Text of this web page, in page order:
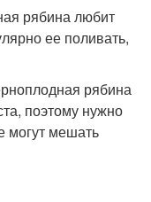
рябина любит
ее поливать,
рябина
поэтому нужно
могут мешать